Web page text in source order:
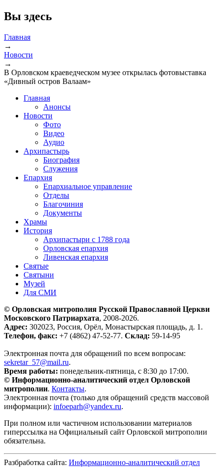
Вы здесь
Главная
→
Новости
→
В Орловском краеведческом музее открылась фотовыставка
«Дивный остров Валаам»
Главная
Анонсы
Новости
Фото
Видео
Аудио
Архипастырь
Биография
Служения
Епархия
Епархиальное управление
Отделы
Благочиния
Документы
Храмы
История
Архипастыри с 1788 года
Орловская епархия
Ливенская епархия
Святые
Святыни
Музей
Для СМИ
© Орловская митрополия Русской Православной Церкви
Московского Патриархата, 2008-2026.
Адрес: 302023, Россия, Орёл, Монастырская площадь, д. 1.
Телефон, факс: +7 (4862) 47-52-77. Склад: 59-14-95
Электронная почта для обращений по всем вопросам:
sekretar_57@mail.ru.
Время работы: понедельник-пятница, с 8:30 до 17:00.
© Информационно-аналитический отдел Орловской
митрополии. Контакты.
Электронная почта (только для обращений средств массовой
информации): infoeparh@yandex.ru.
При полном или частичном использовании материалов
гиперссылка на Официальный сайт Орловской митрополии
обязательна.
Разбработка сайта: Информационно-аналитический отдел